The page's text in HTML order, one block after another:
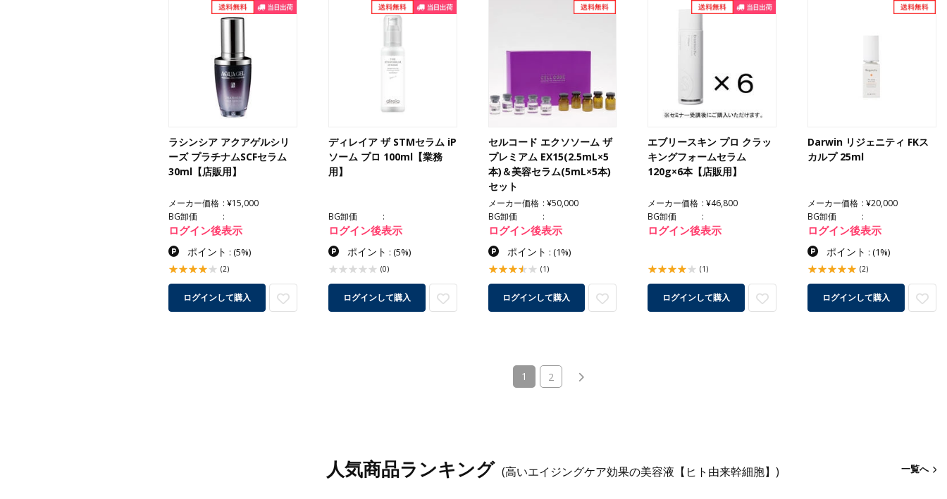
ラシンシア アクアゲルシリ
ーズ プラチナムSCFセラム
30ml【店販用】
メーカー価格
¥15,000
BG卸価
ログイン後表示
ポイント : (5%)
(2)
ログインして購入
ディレイア ザ STMセラム iP
ソーム プロ 100ml【業務
用】
BG卸価
ログイン後表示
ポイント : (5%)
(0)
ログインして購入
セルコード エクソソーム ザ
プレミアム EX15(2.5mL×5
本)＆美容セラム(5mL×5本)
セット
メーカー価格
¥50,000
BG卸価
ログイン後表示
ポイント : (1%)
(1)
ログインして購入
エブリースキン プロ クラッ
キングフォームセラム
120g×6本【店販用】
メーカー価格
¥46,800
BG卸価
ログイン後表示
(1)
ログインして購入
Darwin リジェニティ FKス
カルプ 25ml
メーカー価格
¥20,000
BG卸価
ログイン後表示
ポイント :(1%)
(2)
ログインして購入
1 (current)
2
人気商品ランキング (高いエイジングケア効果の美容液【ヒト由来幹細胞】) 一覧へ